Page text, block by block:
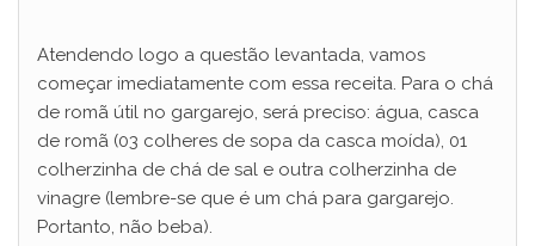
y
V
i
Atendendo logo a questão levantada, vamos
começar imediatamente com essa receita. Para o chá
de romã útil no gargarejo, será preciso: água, casca
de romã (03 colheres de sopa da casca moída), 01
colherzinha de chá de sal e outra colherzinha de
vinagre (lembre-se que é um chá para gargarejo.
Portanto, não beba).